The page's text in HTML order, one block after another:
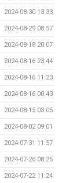
2024-08-30 13:33
2024-08-29 08:57
2024-08-18 20:07
2024-08-16 23:44
2024-08-16 11:23
2024-08-16 00:43
2024-08-15 03:05
2024-08-02 09:01
2024-07-31 11:57
2024-07-26 08:25
2024-07-22 11:24